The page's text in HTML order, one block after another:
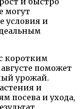
могут
условия и
коротким
поможет
урожай.
и
посева и ухода,